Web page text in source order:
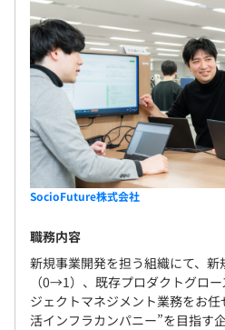
案件やフェーズにより異なりま
小規模なプロジェクトは数名か
あれば30～50名程度になる場
＜＜エンジニア専用評価制度あ
社会保険完備（健康保険・厚生
保険）
6カ月※条件変更なし
SocioFuture株式会社
職務内容
新規事業開発を担う組織にて、
（0→1）、既存プロダクトグロ
ジェクトマネジメント業務をお
活インフラカンパニー”を目指す